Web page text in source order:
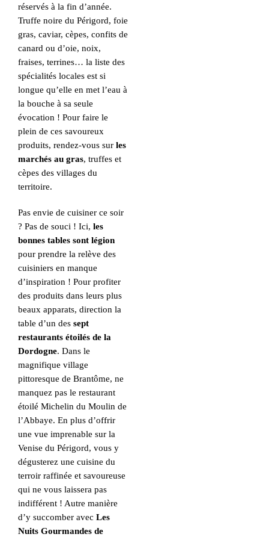
réservés à la fin d’année.
Truffe noire du Périgord, foie
gras, caviar, cèpes, confits de
canard ou d’oie, noix,
fraises, terrines… la liste des
spécialités locales est si
longue qu’elle en met l’eau à
la bouche à sa seule
évocation ! Pour faire le
plein de ces savoureux
produits, rendez-vous sur les
marchés au gras, truffes et
cèpes des villages du
territoire.
Pas envie de cuisiner ce soir
? Pas de souci ! Ici, les
bonnes tables sont légion
pour prendre la relève des
cuisiniers en manque
d’inspiration ! Pour profiter
des produits dans leurs plus
beaux apparats, direction la
table d’un des sept
restaurants étoilés de la
Dordogne. Dans le
magnifique village
pittoresque de Brantôme, ne
manquez pas le restaurant
étoilé Michelin du Moulin de
l’Abbaye. En plus d’offrir
une vue imprenable sur la
Venise du Périgord, vous y
dégusterez une cuisine du
terroir raffinée et savoureuse
qui ne vous laissera pas
indifférent ! Autre manière
d’y succomber avec Les
Nuits Gourmandes de